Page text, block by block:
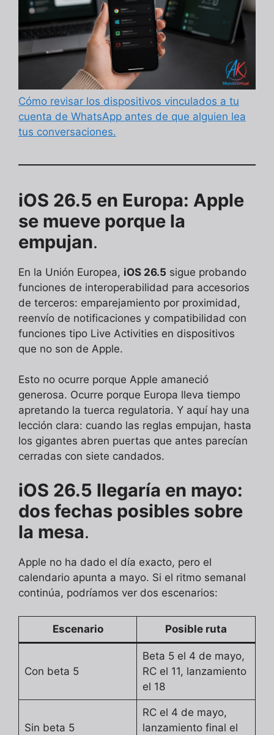
Cómo revisar los dispositivos vinculados a tu
cuenta de WhatsApp antes de que alguien lea
tus conversaciones.
iOS 26.5 en Europa: Apple
se mueve porque la
empujan.
En la Unión Europea, iOS 26.5 sigue probando
funciones de interoperabilidad para accesorios
de terceros: emparejamiento por proximidad,
reenvío de notificaciones y compatibilidad con
funciones tipo Live Activities en dispositivos
que no son de Apple.
Esto no ocurre porque Apple amaneció
generosa. Ocurre porque Europa lleva tiempo
apretando la tuerca regulatoria. Y aquí hay una
lección clara: cuando las reglas empujan, hasta
los gigantes abren puertas que antes parecían
cerradas con siete candados.
iOS 26.5 llegaría en mayo:
dos fechas posibles sobre
la mesa.
Apple no ha dado el día exacto, pero el
calendario apunta a mayo. Si el ritmo semanal
continúa, podríamos ver dos escenarios:
Escenario Posible ruta
Con beta 5
Beta 5 el 4 de mayo,
RC el 11, lanzamiento
el 18
Sin beta 5
RC el 4 de mayo,
lanzamiento final el